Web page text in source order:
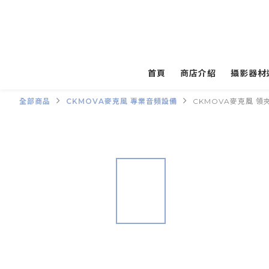
首頁 商店介紹 攝影器材
全部商品 CKMOVA麥克風 專業音頻設備 CKMOVA麥克風 領